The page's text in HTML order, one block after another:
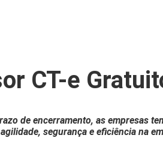
CT-e
de encerramento, as empresas
segurança e eficiência na